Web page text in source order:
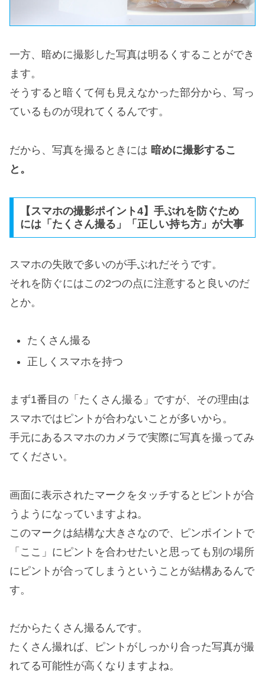
一方、暗めに撮影した写真は明るくすることができ
ます。
そうすると暗くて何も見えなかった部分から、写っ
ているものが現れてくるんです。
だから、写真を撮るときには 暗めに撮影するこ
と。
【スマホの撮影ポイント4】手ぶれを防ぐため
には「たくさん撮る」「正しい持ち方」が大事
スマホの失敗で多いのが手ぶれだそうです。
それを防ぐにはこの2つの点に注意すると良いのだ
とか。
たくさん撮る
正しくスマホを持つ
まず1番目の「たくさん撮る」ですが、その理由は
スマホではピントが合わないことが多いから。
手元にあるスマホのカメラで実際に写真を撮ってみ
てください。
画面に表示されたマークをタッチするとピントが合
うようになっていますよね。
このマークは結構な大きさなので、ピンポイントで
「ここ」にピントを合わせたいと思っても別の場所
にピントが合ってしまうということが結構あるんで
す。
だからたくさん撮るんです。
たくさん撮れば、ピントがしっかり合った写真が撮
れてる可能性が高くなりますよね。